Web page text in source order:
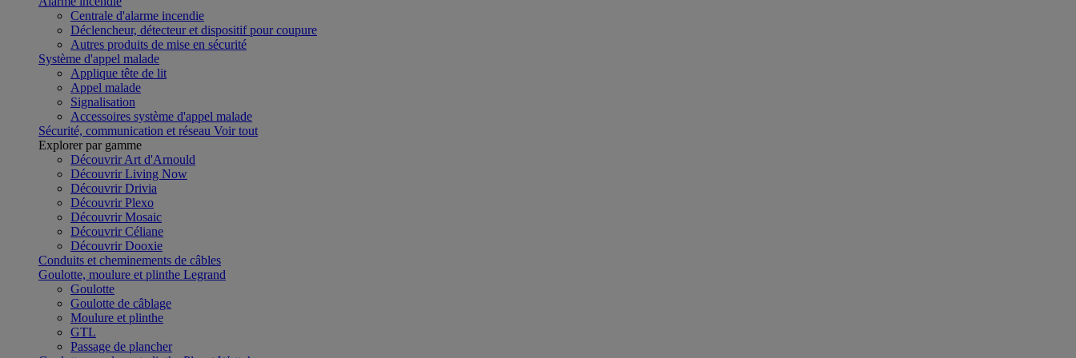
Centrale d'alarme incendie
Déclencheur, détecteur et dispositif pour coupure
Autres produits de mise en sécurité
Système d'appel malade
Applique tête de lit
Appel malade
Signalisation
Accessoires système d'appel malade
Sécurité, communication et réseau Voir tout
Explorer par gamme
Découvrir Art d'Arnould
Découvrir Living Now
Découvrir Drivia
Découvrir Plexo
Découvrir Mosaic
Découvrir Céliane
Découvrir Dooxie
Conduits et cheminements de câbles
Goulotte, moulure et plinthe Legrand
Goulotte
Goulotte de câblage
Moulure et plinthe
GTL
Passage de plancher